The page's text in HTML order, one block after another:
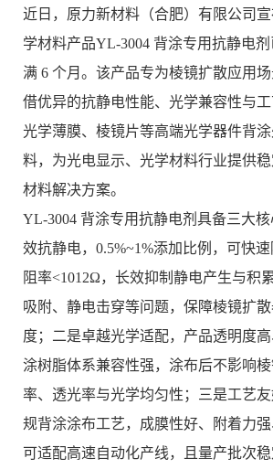
近日，原力新材料（合肥）有限公司
学材料产品YL-3004 背涂专用抗静电
满 6 个月。该产品专为棱镜扩散应用
借优异的抗静电性能、光学兼容性与
光学薄膜、棱镜片等高端光学器件背
料，为光电显示、光学材料行业提供
材料解决方案。
YL-3004 背涂专用抗静电剂具备三大
效抗静电，0.5%~1%添加比例，可快
阻率<1012Ω，长效抑制静电产生与积
吸附、静电击穿等问题，保障棱镜扩
度；二是卓越光学适配，产品透明度
涂树脂体系兼容性强，涂布后不影响
率、透光率与光学均匀性；三是工艺
规背涂涂布工艺，成膜性好、附着力强
可适配高速自动化产线，且量产批次